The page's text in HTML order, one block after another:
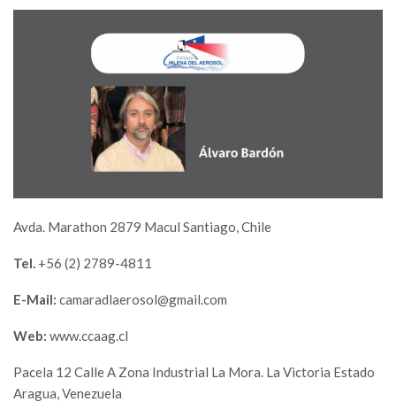
Avda. Marathon 2879 Macul Santiago, Chile
Tel. +56 (2) 2789-4811
E-Mail: camaradlaerosol@gmail.com
Web: www.ccaag.cl
Pacela 12 Calle A Zona Industrial La Mora. La Victoria Estado
Aragua, Venezuela